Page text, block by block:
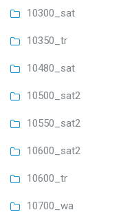
10300_sat
10350_tr
10480_sat
10500_sat2
10550_sat2
10600_sat2
10600_tr
10700_wa